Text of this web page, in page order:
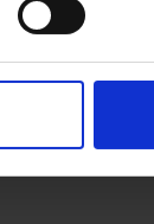
sui cookie.